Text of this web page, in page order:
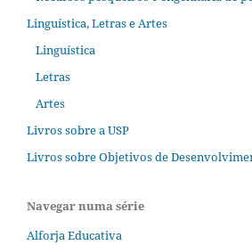
Linguística, Letras e Artes
Linguística
Letras
Artes
Livros sobre a USP
Livros sobre Objetivos de
Navegar numa série
Alforja Educativa